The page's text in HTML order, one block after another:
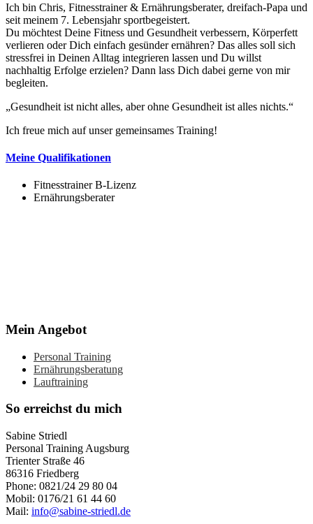
Ich bin Chris, Fitnesstrainer & Ernährungsberater, dreifach-Papa und
seit meinem 7. Lebensjahr sportbegeistert.
Du möchtest Deine Fitness und Gesundheit verbessern, Körperfett
verlieren oder Dich einfach gesünder ernähren? Das alles soll sich
stressfrei in Deinen Alltag integrieren lassen und Du willst
nachhaltig Erfolge erzielen? Dann lass Dich dabei gerne von mir
begleiten.
„Gesundheit ist nicht alles, aber ohne Gesundheit ist alles nichts.“
Ich freue mich auf unser gemeinsames Training!
Meine Qualifikationen
Fitnesstrainer B-Lizenz
Ernährungsberater
Mein Angebot
Personal Training
Ernährungsberatung
Lauftraining
So erreichst du mich
Sabine Striedl
Personal Training Augsburg
Trienter Straße 46
86316 Friedberg
Phone: 0821/24 29 80 04
Mobil: 0176/21 61 44 60
Mail: info@sabine-striedl.de